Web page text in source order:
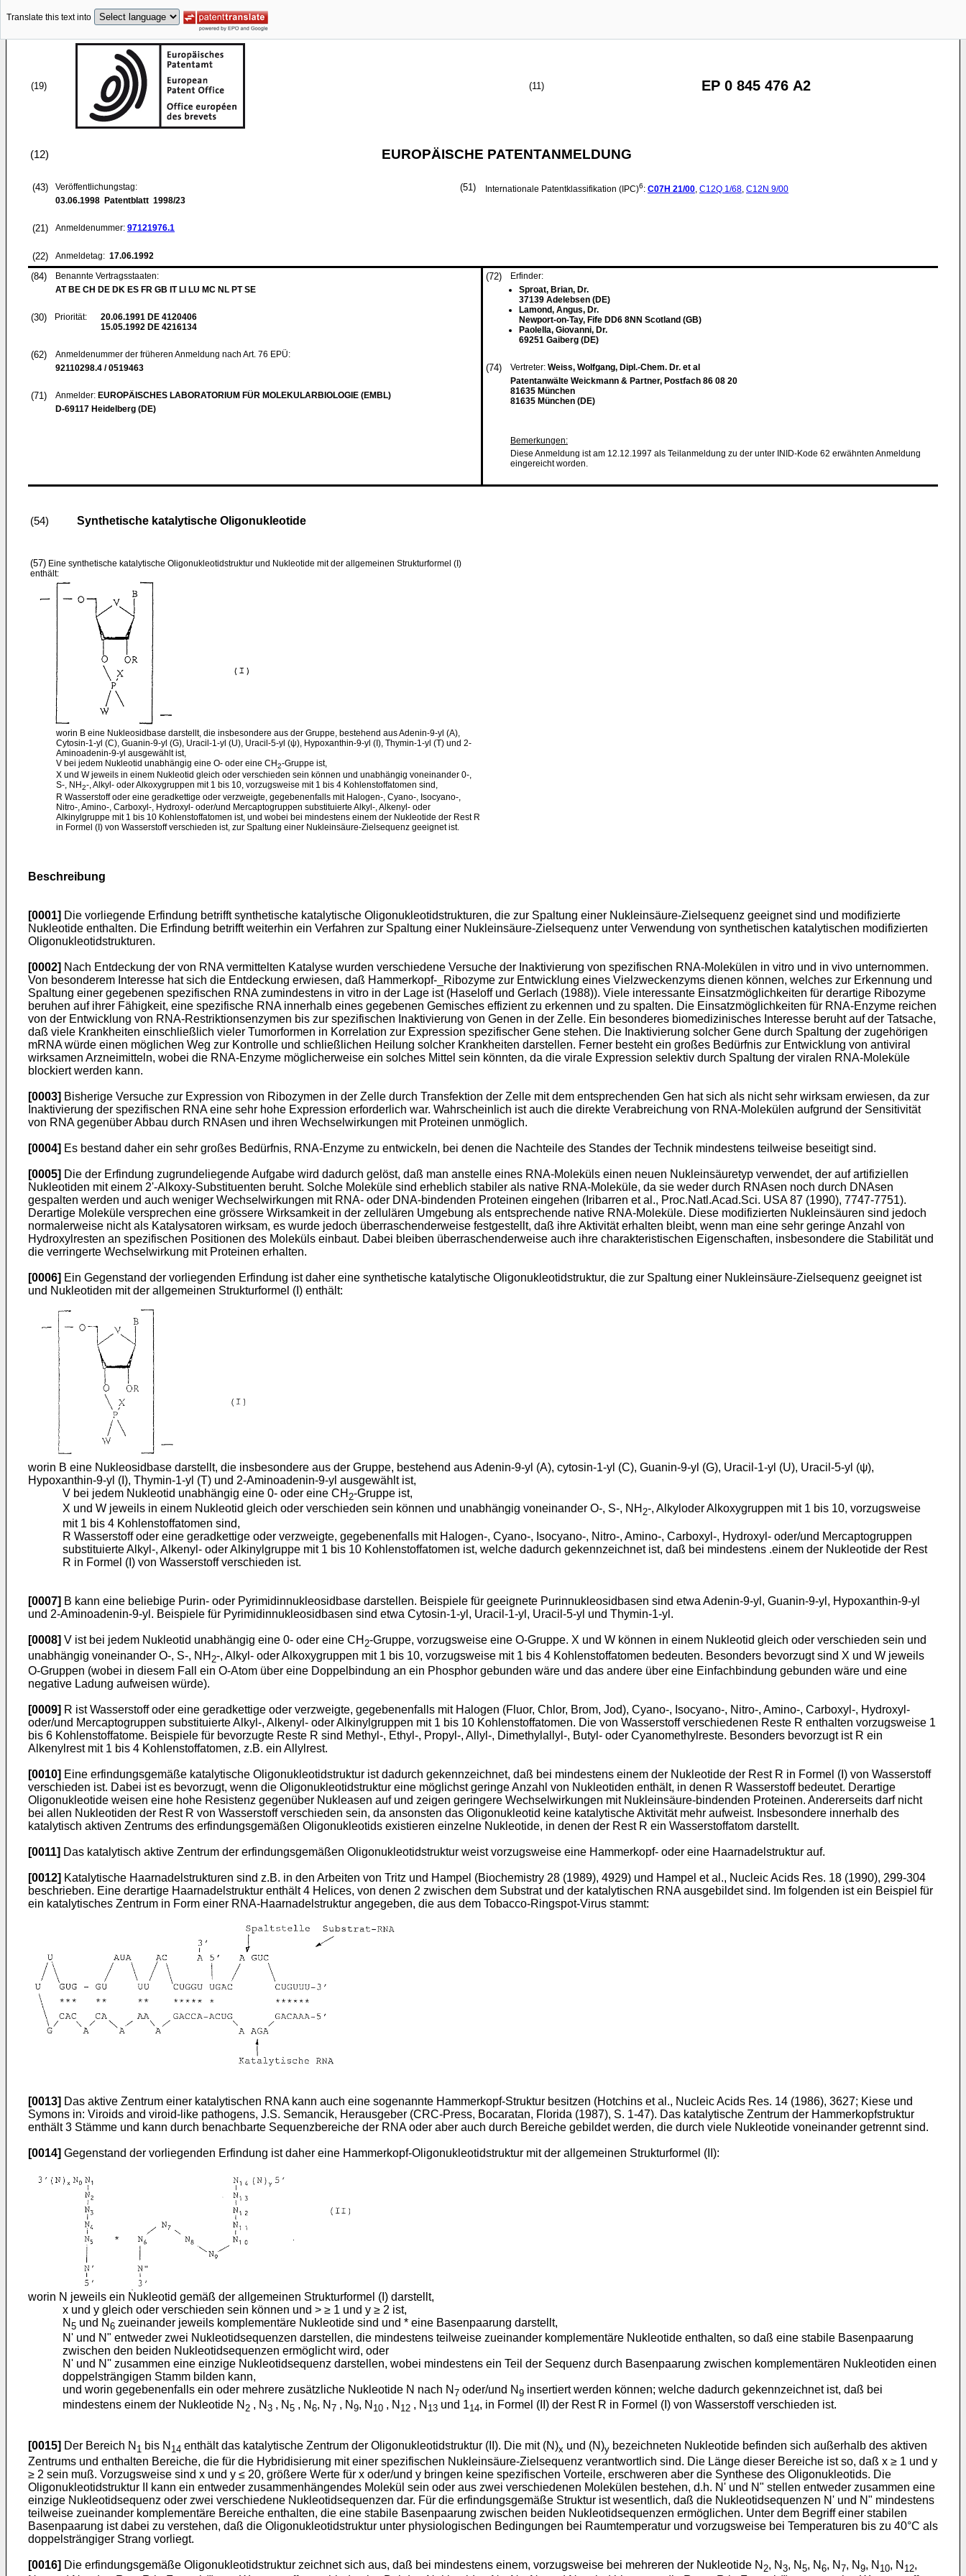
Translate this text into
(19) (11) EP 0 845 476 A2
(12) EUROPÄISCHE PATENTANMELDUNG
(43)
Veröffentlichungstag:
03.06.1998 Patentblatt 1998/23
(21) Anmeldenummer: 97121976.1
(22) Anmeldetag: 17.06.1992
(51) Internationale Patentklassifikation (IPC)6: C07H 21/00, C12Q 1/68, C12N 9/00
(84)
Benannte Vertragsstaaten:
AT BE CH DE DK ES FR GB IT LI LU MC NL PT SE
(30) Priorität: 20.06.1991 DE 4120406
15.05.1992 DE 4216134
(62)
Anmeldenummer der früheren Anmeldung nach Art. 76 EPÜ:
92110298.4 / 0519463
(71) Anmelder: EUROPÄISCHES LABORATORIUM FÜR MOLEKULARBIOLOGIE (EMBL)
D-69117 Heidelberg (DE)
(72)
Erfinder:
Sproat, Brian, Dr.
37139 Adelebsen (DE)
Lamond, Angus, Dr.
Newport-on-Tay, Fife DD6 8NN Scotland (GB)
Paolella, Giovanni, Dr.
69251 Gaiberg (DE)
(74) Vertreter: Weiss, Wolfgang, Dipl.-Chem. Dr. et al
Patentanwälte Weickmann & Partner, Postfach 86 08 20
81635 München
81635 München (DE)
Bemerkungen:
Diese Anmeldung ist am 12.12.1997 als Teilanmeldung zu der unter INID-Kode 62 erwähnten Anmeldung
eingereicht worden.
(54) Synthetische katalytische Oligonukleotide
(57) Eine synthetische katalytische Oligonukleotidstruktur und Nukleotide mit der allgemeinen Strukturformel (I)
enthält:
worin B eine Nukleosidbase darstellt, die insbesondere aus der Gruppe, bestehend aus Adenin-9-yl (A),
Cytosin-1-yl (C), Guanin-9-yl (G), Uracil-1-yl (U), Uracil-5-yl (ψ), Hypoxanthin-9-yl (I), Thymin-1-yl (T) und 2-
Aminoadenin-9-yl ausgewählt ist,
V bei jedem Nukleotid unabhängig eine O- oder eine CH2-Gruppe ist,
X und W jeweils in einem Nukleotid gleich oder verschieden sein können und unabhängig voneinander 0-,
S-, NH2-, Alkyl- oder Alkoxygruppen mit 1 bis 10, vorzugsweise mit 1 bis 4 Kohlenstoffatomen sind,
R Wasserstoff oder eine geradkettige oder verzweigte, gegebenenfalls mit Halogen-, Cyano-, Isocyano-,
Nitro-, Amino-, Carboxyl-, Hydroxyl- oder/und Mercaptogruppen substituierte Alkyl-, Alkenyl- oder
Alkinylgruppe mit 1 bis 10 Kohlenstoffatomen ist, und wobei bei mindestens einem der Nukleotide der Rest R
in Formel (I) von Wasserstoff verschieden ist, zur Spaltung einer Nukleinsäure-Zielsequenz geeignet ist.
Beschreibung
[0001] Die vorliegende Erfindung betrifft synthetische katalytische Oligonukleotidstrukturen, die zur Spaltung einer Nukleinsäure-Zielsequenz geeignet sind und modifizierte
Nukleotide enthalten. Die Erfindung betrifft weiterhin ein Verfahren zur Spaltung einer Nukleinsäure-Zielsequenz unter Verwendung von synthetischen katalytischen modifizierten
Oligonukleotidstrukturen.
[0002] Nach Entdeckung der von RNA vermittelten Katalyse wurden verschiedene Versuche der Inaktivierung von spezifischen RNA-Molekülen in vitro und in vivo unternommen.
Von besonderem Interesse hat sich die Entdeckung erwiesen, daß Hammerkopf-_Ribozyme zur Entwicklung eines Vielzweckenzyms dienen können, welches zur Erkennung und
Spaltung einer gegebenen spezifischen RNA zumindestens in vitro in der Lage ist (Haseloff und Gerlach (1988)). Viele interessante Einsatzmöglichkeiten für derartige Ribozyme
beruhen auf ihrer Fähigkeit, eine spezifische RNA innerhalb eines gegebenen Gemisches effizient zu erkennen und zu spalten. Die Einsatzmöglichkeiten für RNA-Enzyme reichen
von der Entwicklung von RNA-Restriktionsenzymen bis zur spezifischen Inaktivierung von Genen in der Zelle. Ein besonderes biomedizinisches Interesse beruht auf der Tatsache,
daß viele Krankheiten einschließlich vieler Tumorformen in Korrelation zur Expression spezifischer Gene stehen. Die Inaktivierung solcher Gene durch Spaltung der zugehörigen
mRNA würde einen möglichen Weg zur Kontrolle und schließlichen Heilung solcher Krankheiten darstellen. Ferner besteht ein großes Bedürfnis zur Entwicklung von antiviral
wirksamen Arzneimitteln, wobei die RNA-Enzyme möglicherweise ein solches Mittel sein könnten, da die virale Expression selektiv durch Spaltung der viralen RNA-Moleküle
blockiert werden kann.
[0003] Bisherige Versuche zur Expression von Ribozymen in der Zelle durch Transfektion der Zelle mit dem entsprechenden Gen hat sich als nicht sehr wirksam erwiesen, da zur
Inaktivierung der spezifischen RNA eine sehr hohe Expression erforderlich war. Wahrscheinlich ist auch die direkte Verabreichung von RNA-Molekülen aufgrund der Sensitivität
von RNA gegenüber Abbau durch RNAsen und ihren Wechselwirkungen mit Proteinen unmöglich.
[0004] Es bestand daher ein sehr großes Bedürfnis, RNA-Enzyme zu entwickeln, bei denen die Nachteile des Standes der Technik mindestens teilweise beseitigt sind.
[0005] Die der Erfindung zugrundeliegende Aufgabe wird dadurch gelöst, daß man anstelle eines RNA-Moleküls einen neuen Nukleinsäuretyp verwendet, der auf artifiziellen
Nukleotiden mit einem 2'-Alkoxy-Substituenten beruht. Solche Moleküle sind erheblich stabiler als native RNA-Moleküle, da sie weder durch RNAsen noch durch DNAsen
gespalten werden und auch weniger Wechselwirkungen mit RNA- oder DNA-bindenden Proteinen eingehen (Iribarren et al., Proc.Natl.Acad.Sci. USA 87 (1990), 7747-7751).
Derartige Moleküle versprechen eine grössere Wirksamkeit in der zellulären Umgebung als entsprechende native RNA-Moleküle. Diese modifizierten Nukleinsäuren sind jedoch
normalerweise nicht als Katalysatoren wirksam, es wurde jedoch überraschenderweise festgestellt, daß ihre Aktivität erhalten bleibt, wenn man eine sehr geringe Anzahl von
Hydroxylresten an spezifischen Positionen des Moleküls einbaut. Dabei bleiben überraschenderweise auch ihre charakteristischen Eigenschaften, insbesondere die Stabilität und
die verringerte Wechselwirkung mit Proteinen erhalten.
[0006] Ein Gegenstand der vorliegenden Erfindung ist daher eine synthetische katalytische Oligonukleotidstruktur, die zur Spaltung einer Nukleinsäure-Zielsequenz geeignet ist
und Nukleotiden mit der allgemeinen Strukturformel (I) enthält:
worin B eine Nukleosidbase darstellt, die insbesondere aus der Gruppe, bestehend aus Adenin-9-yl (A), cytosin-1-yl (C), Guanin-9-yl (G), Uracil-1-yl (U), Uracil-5-yl (ψ),
Hypoxanthin-9-yl (I), Thymin-1-yl (T) und 2-Aminoadenin-9-yl ausgewählt ist,
V bei jedem Nukleotid unabhängig eine 0- oder eine CH 2-Gruppe ist,
X und W jeweils in einem Nukleotid gleich oder verschieden sein können und unabhängig voneinander O-, S-, NH 2-, Alkyloder Alkoxygruppen mit 1 bis 10, vorzugsweise
mit 1 bis 4 Kohlenstoffatomen sind,
R Wasserstoff oder eine geradkettige oder verzweigte, gegebenenfalls mit Halogen-, Cyano-, Isocyano-, Nitro-, Amino-, Carboxyl-, Hydroxyl- oder/und Mercaptogruppen
substituierte Alkyl-, Alkenyl- oder Alkinylgruppe mit 1 bis 10 Kohlenstoffatomen ist, welche dadurch gekennzeichnet ist, daß bei mindestens .einem der Nukleotide der Rest
R in Formel (I) von Wasserstoff verschieden ist.
[0007] B kann eine beliebige Purin- oder Pyrimidinnukleosidbase darstellen. Beispiele für geeignete Purinnukleosidbasen sind etwa Adenin-9-yl, Guanin-9-yl, Hypoxanthin-9-yl
und 2-Aminoadenin-9-yl. Beispiele für Pyrimidinnukleosidbasen sind etwa Cytosin-1-yl, Uracil-1-yl, Uracil-5-yl und Thymin-1-yl.
[0008] V ist bei jedem Nukleotid unabhängig eine 0- oder eine CH 2-Gruppe, vorzugsweise eine O-Gruppe. X und W können in einem Nukleotid gleich oder verschieden sein und
unabhängig voneinander O-, S-, NH 2-, Alkyl- oder Alkoxygruppen mit 1 bis 10, vorzugsweise mit 1 bis 4 Kohlenstoffatomen bedeuten. Besonders bevorzugt sind X und W jeweils
O-Gruppen (wobei in diesem Fall ein O-Atom über eine Doppelbindung an ein Phosphor gebunden wäre und das andere über eine Einfachbindung gebunden wäre und eine
negative Ladung aufweisen würde).
[0009] R ist Wasserstoff oder eine geradkettige oder verzweigte, gegebenenfalls mit Halogen (Fluor, Chlor, Brom, Jod), Cyano-, Isocyano-, Nitro-, Amino-, Carboxyl-, Hydroxyl-
oder/und Mercaptogruppen substituierte Alkyl-, Alkenyl- oder Alkinylgruppen mit 1 bis 10 Kohlenstoffatomen. Die von Wasserstoff verschiedenen Reste R enthalten vorzugsweise 1
bis 6 Kohlenstoffatome. Beispiele für bevorzugte Reste R sind Methyl-, Ethyl-, Propyl-, Allyl-, Dimethylallyl-, Butyl- oder Cyanomethylreste. Besonders bevorzugt ist R ein
Alkenylrest mit 1 bis 4 Kohlenstoffatomen, z.B. ein Allylrest.
[0010] Eine erfindungsgemäße katalytische Oligonukleotidstruktur ist dadurch gekennzeichnet, daß bei mindestens einem der Nukleotide der Rest R in Formel (I) von Wasserstoff
verschieden ist. Dabei ist es bevorzugt, wenn die Oligonukleotidstruktur eine möglichst geringe Anzahl von Nukleotiden enthält, in denen R Wasserstoff bedeutet. Derartige
Oligonukleotide weisen eine hohe Resistenz gegenüber Nukleasen auf und zeigen geringere Wechselwirkungen mit Nukleinsäure-bindenden Proteinen. Andererseits darf nicht
bei allen Nukleotiden der Rest R von Wasserstoff verschieden sein, da ansonsten das Oligonukleotid keine katalytische Aktivität mehr aufweist. Insbesondere innerhalb des
katalytisch aktiven Zentrums des erfindungsgemäßen Oligonukleotids existieren einzelne Nukleotide, in denen der Rest R ein Wasserstoffatom darstellt.
[0011] Das katalytisch aktive Zentrum der erfindungsgemäßen Oligonukleotidstruktur weist vorzugsweise eine Hammerkopf- oder eine Haarnadelstruktur auf.
[0012] Katalytische Haarnadelstrukturen sind z.B. in den Arbeiten von Tritz und Hampel (Biochemistry 28 (1989), 4929) und Hampel et al., Nucleic Acids Res. 18 (1990), 299-304
beschrieben. Eine derartige Haarnadelstruktur enthält 4 Helices, von denen 2 zwischen dem Substrat und der katalytischen RNA ausgebildet sind. Im folgenden ist ein Beispiel für
ein katalytisches Zentrum in Form einer RNA-Haarnadelstruktur angegeben, die aus dem Tobacco-Ringspot-Virus stammt:
[0013] Das aktive Zentrum einer katalytischen RNA kann auch eine sogenannte Hammerkopf-Struktur besitzen (Hotchins et al., Nucleic Acids Res. 14 (1986), 3627; Kiese und
Symons in: Viroids and viroid-like pathogens, J.S. Semancik, Herausgeber (CRC-Press, Bocaratan, Florida (1987), S. 1-47). Das katalytische Zentrum der Hammerkopfstruktur
enthält 3 Stämme und kann durch benachbarte Sequenzbereiche der RNA oder aber auch durch Bereiche gebildet werden, die durch viele Nukleotide voneinander getrennt sind.
[0014] Gegenstand der vorliegenden Erfindung ist daher eine Hammerkopf-Oligonukleotidstruktur mit der allgemeinen Strukturformel (II):
worin N jeweils ein Nukleotid gemäß der allgemeinen Strukturformel (I) darstellt,
x und y gleich oder verschieden sein können und > ≥ 1 und y ≥ 2 ist,
N 5 und N 6 zueinander jeweils komplementäre Nukleotide sind und * eine Basenpaarung darstellt,
N' und N" entweder zwei Nukleotidsequenzen darstellen, die mindestens teilweise zueinander komplementäre Nukleotide enthalten, so daß eine stabile Basenpaarung
zwischen den beiden Nukleotidsequenzen ermöglicht wird, oder
N' und N'' zusammen eine einzige Nukleotidsequenz darstellen, wobei mindestens ein Teil der Sequenz durch Basenpaarung zwischen komplementären Nukleotiden einen
doppelsträngigen Stamm bilden kann,
und worin gegebenenfalls ein oder mehrere zusätzliche Nukleotide N nach N 7 oder/und N 9 insertiert werden können; welche dadurch gekennzeichnet ist, daß bei
mindestens einem der Nukleotide N 2 , N 3 , N 5 , N 6, N 7 , N 9, N 10 , N 12 , N 13 und 114, in Formel (II) der Rest R in Formel (I) von Wasserstoff verschieden ist.
[0015] Der Bereich N 1 bis N 14 enthält das katalytische Zentrum der Oligonukleotidstruktur (II). Die mit (N)x und (N)y bezeichneten Nukleotide befinden sich außerhalb des aktiven
Zentrums und enthalten Bereiche, die für die Hybridisierung mit einer spezifischen Nukleinsäure-Zielsequenz verantwortlich sind. Die Länge dieser Bereiche ist so, daß x ≥ 1 und y
≥ 2 sein muß. Vorzugsweise sind x und y ≤ 20, größere Werte für x oder/und y bringen keine spezifischen Vorteile, erschweren aber die Synthese des Oligonukleotids. Die
Oligonukleotidstruktur II kann ein entweder zusammenhängendes Molekül sein oder aus zwei verschiedenen Molekülen bestehen, d.h. N' und N" stellen entweder zusammen eine
einzige Nukleotidsequenz oder zwei verschiedene Nukleotidsequenzen dar. Für die erfindungsgemäße Struktur ist wesentlich, daß die Nukleotidsequenzen N' und N" mindestens
teilweise zueinander komplementäre Bereiche enthalten, die eine stabile Basenpaarung zwischen beiden Nukleotidsequenzen ermöglichen. Unter dem Begriff einer stabilen
Basenpaarung ist dabei zu verstehen, daß die Oligonukleotidstruktur unter physiologischen Bedingungen bei Raumtemperatur und vorzugsweise bei Temperaturen bis zu 40°C als
doppelsträngiger Strang vorliegt.
[0016] Die erfindungsgemäße Oligonukleotidstruktur zeichnet sich aus, daß bei mindestens einem, vorzugsweise bei mehreren der Nukleotide N 2, N 3, N 5, N 6, N 7, N 9, N 10, N 12,